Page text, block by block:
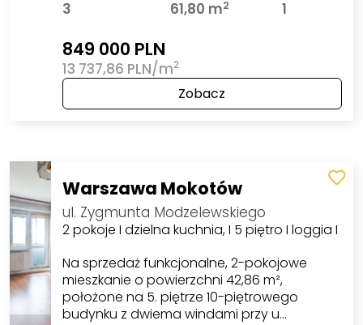
3
61,80 m2
1
849 000 PLN
13 737,86 PLN/m2
Zobacz
Warszawa Mokotów
ul. Zygmunta Modzelewskiego
2 pokoje I dzielna kuchnia, I 5 piętro I loggia I
Na sprzedaż funkcjonalne, 2-pokojowe
mieszkanie o powierzchni 42,86 m²,
położone na 5. piętrze 10-piętrowego
budynku z dwiema windami przy u…